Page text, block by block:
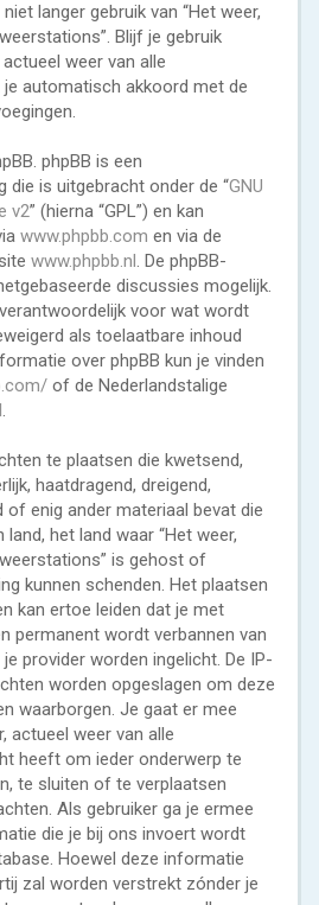
langer gebruik van “Het weer,
Blijf je gebruik
weer van alle
je automatisch akkoord met de
phpBB is een
die is uitgebracht onder de “GNU
v2” (hierna “GPL”) en kan
www.phpbb.com en via de
www.phpbb.nl. De phpBB-
discussies mogelijk.
voor wat wordt
als toelaatbare inhoud
over phpBB kun je vinden
of de Nederlandstalige
.
te plaatsen die kwetsend,
haatdragend, dreigend,
of enig ander materiaal bevat die
het land waar “Het weer,
is gehost of
kunnen schenden. Het plaatsen
kan ertoe leiden dat je met
permanent wordt verbannen van
provider worden ingelicht. De IP-
worden opgeslagen om deze
waarborgen. Je gaat er mee
actueel weer van alle
heeft om ieder onderwerp te
te sluiten of te verplaatsen
Als gebruiker ga je ermee
die je bij ons invoert wordt
Hoewel deze informatie
zal worden verstrekt zónder je